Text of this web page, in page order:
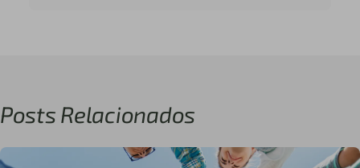
Posts Relacionados